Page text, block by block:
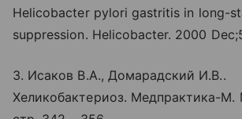
Helicobacter pylori gastritis in long-
suppression. Helicobacter. 2000
3. Исаков В.А., Домарадский И.В..
Хеликобактериоз. Медпрактика-М.